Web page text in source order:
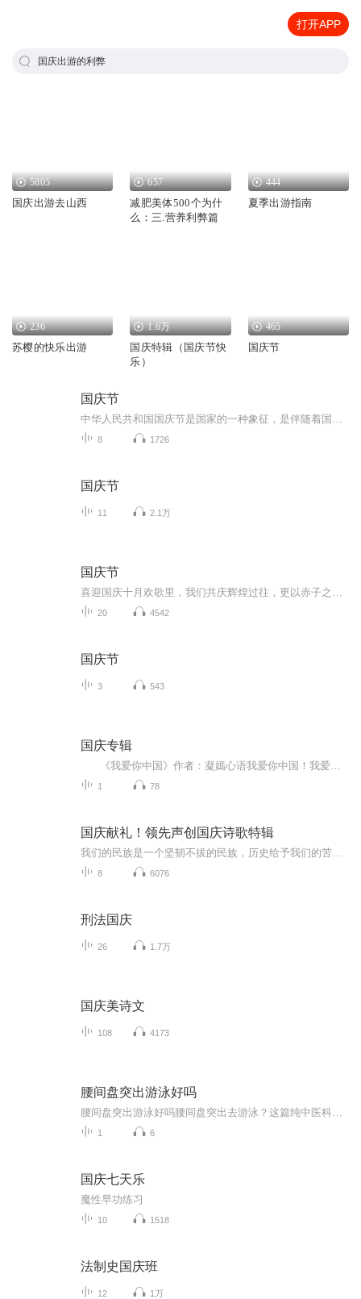
打开APP
国庆出游的利弊
5805
国庆出游去山西
657
减肥美体500个为什
么：三.营养利弊篇
444
夏季出游指南
236
苏樱的快乐出游
1.6万
国庆特辑（国庆节快
乐）
465
国庆节
国庆节
8 1726
国庆节
11 2.1万
国庆节
20 4542
国庆节
3 543
国庆专辑
1 78
国庆献礼！领先声创国庆诗歌特辑
8 6076
刑法国庆
26 1.7万
国庆美诗文
108 4173
腰间盘突出游泳好吗
1 6
国庆七天乐
魔性早功练习
10 1518
法制史国庆班
12 1万